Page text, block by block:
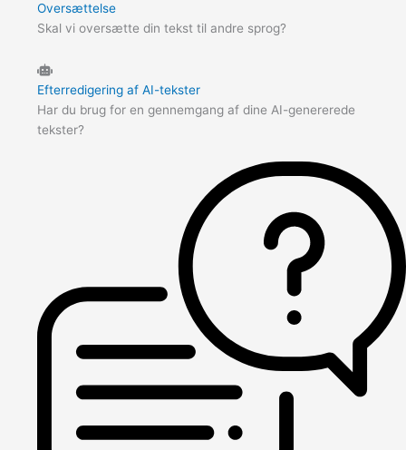
Oversættelse
Skal vi oversætte din tekst til andre sprog?
Efterredigering af AI-tekster
Har du brug for en gennemgang af dine AI-genererede
tekster?